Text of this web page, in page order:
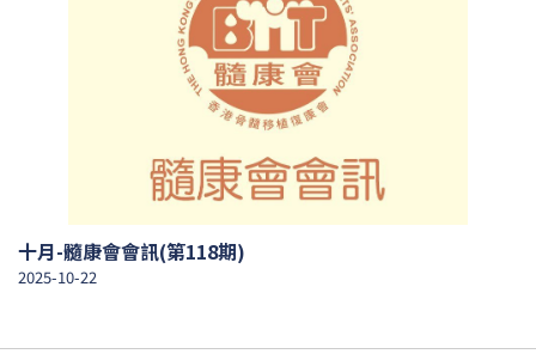
十月-髓康會會訊(第118期)
2025-10-22